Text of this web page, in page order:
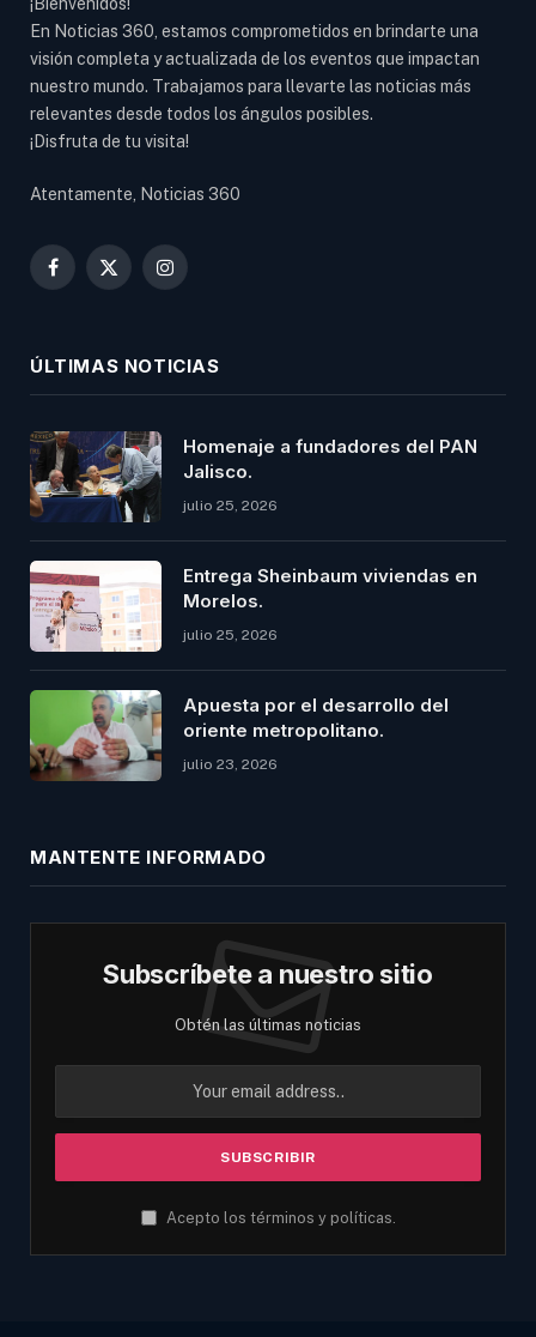
¡Bienvenidos!
En Noticias 360, estamos comprometidos en brindarte una
visión completa y actualizada de los eventos que impactan
nuestro mundo. Trabajamos para llevarte las noticias más
relevantes desde todos los ángulos posibles.
¡Disfruta de tu visita!
Atentamente, Noticias 360
Facebook
X
Instagram
ÚLTIMAS NOTICIAS
Homenaje a fundadores del PAN
Jalisco.
julio 25, 2026
Entrega Sheinbaum viviendas en
Morelos.
julio 25, 2026
Apuesta por el desarrollo del
oriente metropolitano.
julio 23, 2026
MANTENTE INFORMADO
Subscríbete a nuestro sitio
Obtén las últimas noticias
Acepto los términos y políticas.